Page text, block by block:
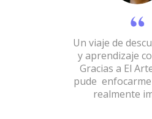
Un viaje de
y aprendizaje
Gracias a El
pude
realmente